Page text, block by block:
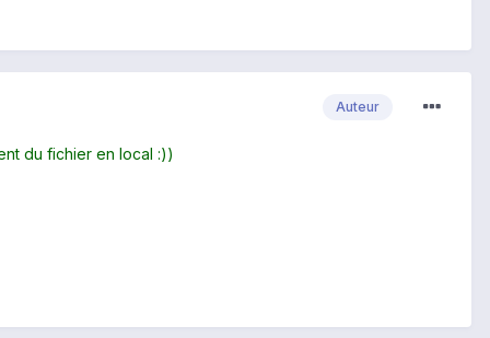
Auteur
du fichier en local :))